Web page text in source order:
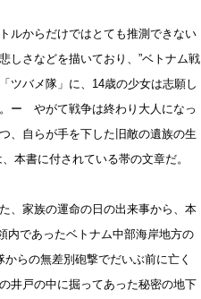
ルからだけではとても推測できない
しさなどを描いており、”ベトナム戦
ツバメ隊」に、14歳の少女は志願し
ー やがて戦争は終わり大人になっ
、自らが手を下した旧敵の遺族の生
本書に付されている帯の文章だ。
、家族の運命の日の出来事から、本
内であったベトナム中部海岸地方の
らの無差別砲撃でだいぶ前に亡く
井戸の中に掘ってあった秘密の地下